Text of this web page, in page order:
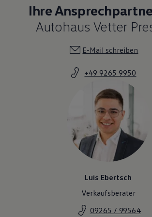
Magazin
Lifestyle
Transport
Familie
Volkswagen R
Volkswagen Kundenbetreuung
Ihre
Autohaus Vetter
E-Mail schreiben
+49 9265 9950
Luis Ebertsch
Verkaufsberater
09265 / 99564